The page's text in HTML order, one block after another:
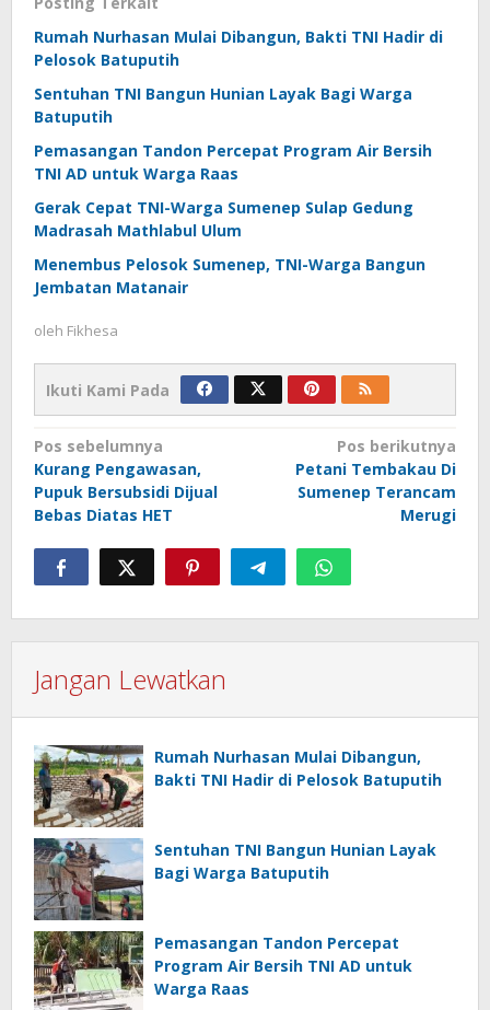
Rumah Nurhasan Mulai Dibangun, Bakti TNI Hadir di
Pelosok Batuputih
Sentuhan TNI Bangun Hunian Layak Bagi Warga
Batuputih
Pemasangan Tandon Percepat Program Air Bersih
TNI AD untuk Warga Raas
Gerak Cepat TNI-Warga Sumenep Sulap Gedung
Madrasah Mathlabul Ulum
Menembus Pelosok Sumenep, TNI-Warga Bangun
Jembatan Matanair
oleh Fikhesa
Ikuti Kami Pada
Navigasi
pos
Pos sebelumnya
Kurang Pengawasan,
Pupuk Bersubsidi Dijual
Bebas Diatas HET
Pos berikutnya
Petani Tembakau Di
Sumenep Terancam
Merugi
Jangan Lewatkan
Rumah Nurhasan Mulai Dibangun,
Bakti TNI Hadir di Pelosok Batuputih
Sentuhan TNI Bangun Hunian Layak
Bagi Warga Batuputih
Pemasangan Tandon Percepat
Program Air Bersih TNI AD untuk
Warga Raas